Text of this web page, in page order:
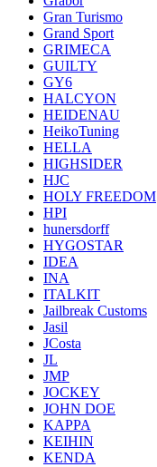
Gran Turismo
Grand Sport
GRIMECA
GUILTY
GY6
HALCYON
HEIDENAU
HeikoTuning
HELLA
HIGHSIDER
HJC
HOLY FREEDOM
HPI
hunersdorff
HYGOSTAR
IDEA
INA
ITALKIT
Jailbreak Customs
Jasil
JCosta
JL
JMP
JOCKEY
JOHN DOE
KAPPA
KEIHIN
KENDA